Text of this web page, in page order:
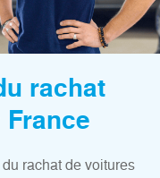
rachat
rachat de voitures